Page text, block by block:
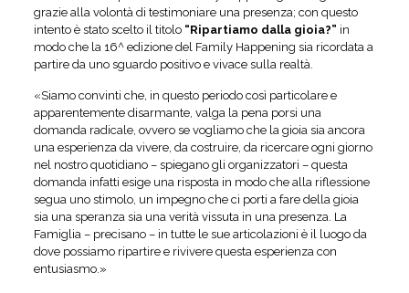
grazie alla volontà di testimoniare una presenza; con questo
intento è stato scelto il titolo “Ripartiamo dalla gioia?” in
modo che la 16^ edizione del Family Happening sia ricordata a
partire da uno sguardo positivo e vivace sulla realtà.
«Siamo convinti che, in questo periodo così particolare e
apparentemente disarmante, valga la pena porsi una
domanda radicale, ovvero se vogliamo che la gioia sia ancora
una esperienza da vivere, da costruire, da ricercare ogni giorno
nel nostro quotidiano – spiegano gli organizzatori – questa
domanda infatti esige una risposta in modo che alla riflessione
segua uno stimolo, un impegno che ci porti a fare della gioia
sia una speranza sia una verità vissuta in una presenza. La
Famiglia – precisano – in tutte le sue articolazioni è il luogo da
dove possiamo ripartire e rivivere questa esperienza con
entusiasmo.»